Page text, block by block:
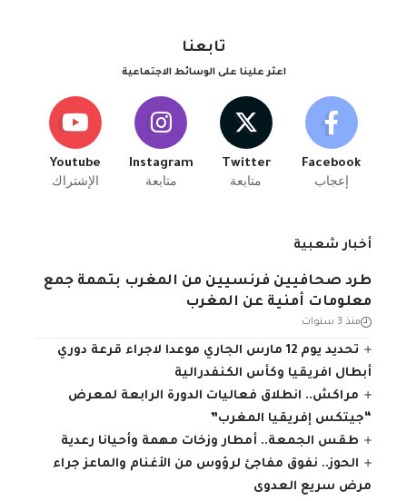
تابعنا
اعثر علينا على الوسائط الاجتماعية
Facebook
إعجاب
Twitter
متابعة
Instagram
متابعة
Youtube
الإشتراك
أخبار شعبية
طرد صحافيين فرنسيين من المغرب بتهمة جمع
معلومات أمنية عن المغرب
منذ 3 سنوات
تحديد يوم 12 مارس الجاري موعدا لاجراء قرعة دوري
أبطال افريقيا وكأس الكنفدرالية
مراكش.. انطلاق فعاليات الدورة الرابعة لمعرض
“جيتكس إفريقيا المغرب”
طقس الجمعة.. أمطار وزخات مهمة وأحيانا رعدية
الحوز.. نفوق مفاجئ لرؤوس من الأغنام والماعز جراء
مرض سريع العدوى